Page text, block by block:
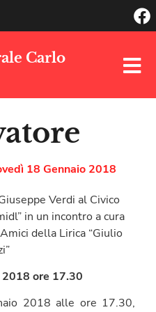
Carlo
18 Gennaio 2018
Verdi al Civico
in un incontro a cura
della Lirica “Giulio
ore 17.30
2018 alle ore 17.30,